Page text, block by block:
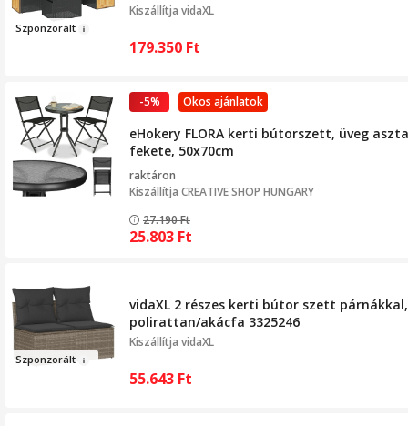
Szponzorált
Kiszállítja vidaXL
179.350 Ft
Okos ajánlatok
-5%
eHokery FLORA kerti bútorszett, üveg
fekete, 50x70cm
raktáron
Kiszállítja CREATIVE SHOP HUNGARY
27.190Ft
25.803 Ft
Szponzorált
vidaXL 2 részes kerti bútor szett
polirattan/akácfa 3325246
Kiszállítja vidaXL
55.643 Ft